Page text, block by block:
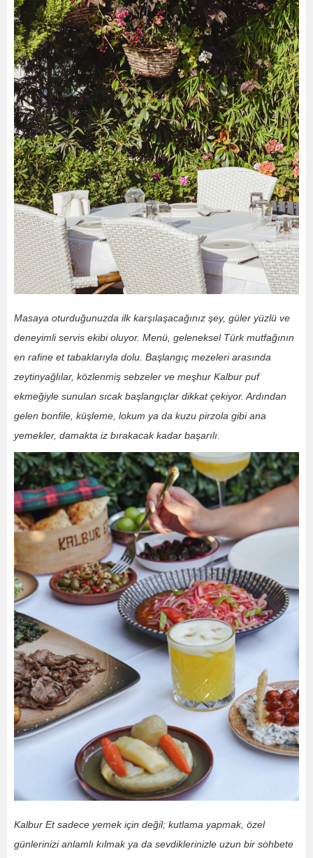
Masaya oturduğunuzda ilk karşılaşacağınız şey, güler yüzlü ve
deneyimli servis ekibi oluyor. Menü, geleneksel Türk mutfağının
en rafine et tabaklarıyla dolu. Başlangıç mezeleri arasında
zeytinyağlılar, közlenmiş sebzeler ve meşhur Kalbur puf
ekmeğiyle sunulan sıcak başlangıçlar dikkat çekiyor. Ardından
gelen bonfile, küşleme, lokum ya da kuzu pirzola gibi ana
yemekler, damakta iz bırakacak kadar başarılı.
Kalbur Et sadece yemek için değil; kutlama yapmak, özel
günlerinizi anlamlı kılmak ya da sevdiklerinizle uzun bir sohbete